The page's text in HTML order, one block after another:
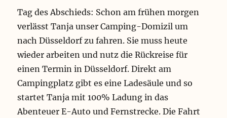
Tag des Abschieds: Schon am frühen morgen
verlässt Tanja unser Camping-Domizil um
nach Düsseldorf zu fahren. Sie muss heute
wieder arbeiten und nutz die Rückreise für
einen Termin in Düsseldorf. Direkt am
Campingplatz gibt es eine Ladesäule und so
startet Tanja mit 100% Ladung in das
Abenteuer E-Auto und Fernstrecke. Die Fahrt